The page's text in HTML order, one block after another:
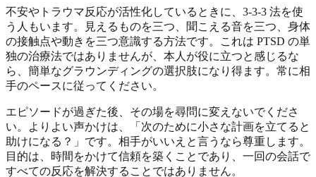
不安やトラウマ反応が活性化しているときに、3-3-3 法を使
う人もいます。見えるものを三つ、聞こえる音を三つ、身体
の接触点や動きを三つ意識する方法です。これは PTSD の単
独の治療法ではありませんが、本人が役に立つと感じるな
ら、簡単なグラウンディングの選択肢になり得ます。常に相
手のペースに従ってください。
エピソードが過ぎた後、その場を尋問に変えないでくださ
い。よりよい声かけは、「次のために小さな計画を立てると
助けになる？」です。相手がいいえと言うなら尊重します。
目的は、時間をかけて信頼を築くことであり、一回の会話で
すべての反応を解決することではありません。